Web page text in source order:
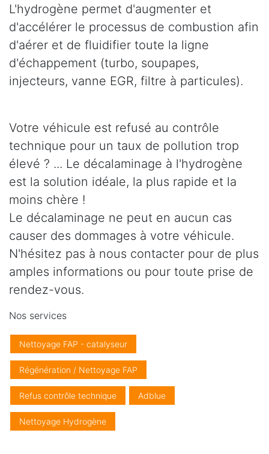
L'hydrogène permet d'augmenter et
d'accélérer le processus de combustion afin
d'aérer et de fluidifier toute la ligne
d'échappement (turbo, soupapes,
injecteurs, vanne EGR, filtre à particules).
Votre véhicule est refusé au contrôle
technique pour un taux de pollution trop
élevé ? ... Le décalaminage à l'hydrogène
est la solution idéale, la plus rapide et la
moins chère !
Le décalaminage ne peut en aucun cas
causer des dommages à votre véhicule.
N'hésitez pas à nous contacter pour de plus
amples informations ou pour toute prise de
rendez-vous.
Nos services
Nettoyage FAP - catalyseur
Régénération / Nettoyage FAP
Refus contrôle technique Adblue
Nettoyage Hydrogène